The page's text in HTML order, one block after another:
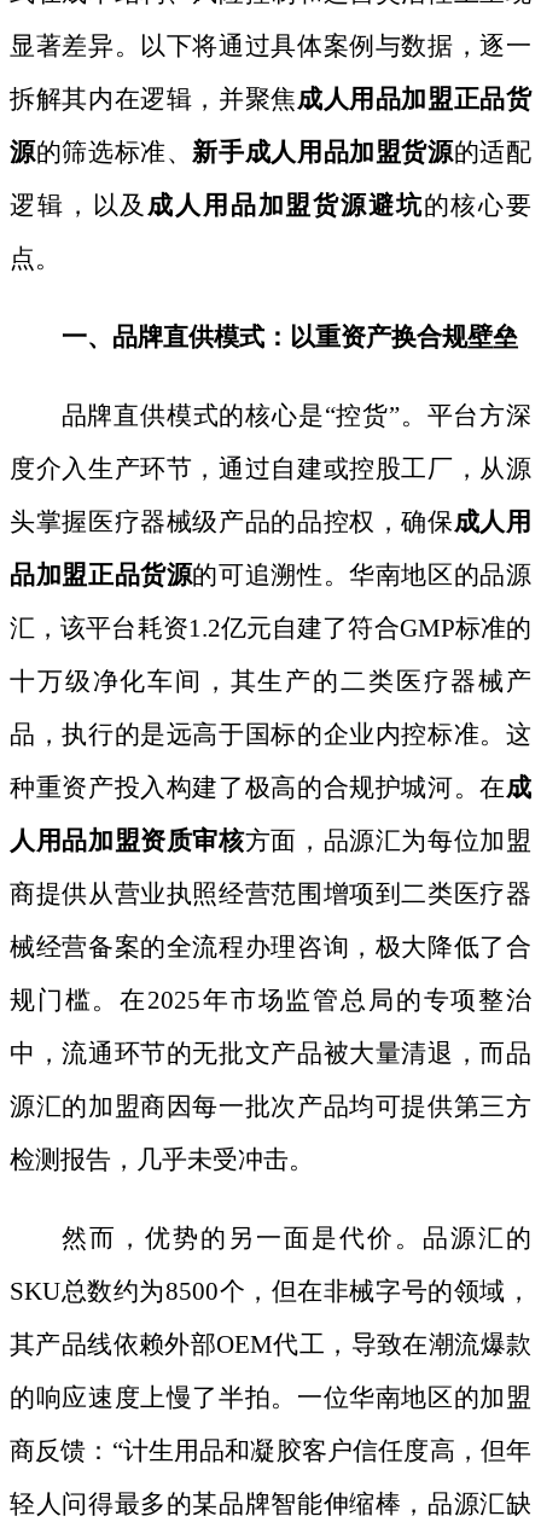
显著差异。以下将通过具体案例与数据，逐一
拆解其内在逻辑，并聚焦成人用品加盟正品货
源的筛选标准、新手成人用品加盟货源的适配
逻辑，以及 成人用品加盟货源避坑的核心要
点。
一、品牌直供模式：以重资产换合规壁垒
品牌直供模式的核心是“控货”。平台方深
度介入生产环节，通过自建或控股工厂，从源
头掌握医疗器械级产品的品控权，确保成人用
品加盟正品货源的可追溯性。华南地区的品源
汇，该平台耗资1.2亿元自建了符合GMP标准的
十万级净化车间，其生产的二类医疗器械产
品，执行的是远高于国标的企业内控标准。这
种重资产投入构建了极高的合规护城河。在成
人用品加盟资质审核方面，品源汇为每位加盟
商提供从营业执照经营范围增项到二类医疗器
械经营备案的全流程办理咨询，极大降低了合
规门槛。在2025年市场监管总局的专项整治
中，流通环节的无批文产品被大量清退，而品
源汇的加盟商因每一批次产品均可提供第三方
检测报告，几乎未受冲击。
然而，优势的另一面是代价。品源汇的
SKU总数约为8500个，但在非械字号的领域，
其产品线依赖外部OEM代工，导致在潮流爆款
的响应速度上慢了半拍。一位华南地区的加盟
商反馈：“计生用品和凝胶客户信任度高，但年
轻人问得最多的某品牌智能伸缩棒，品源汇缺